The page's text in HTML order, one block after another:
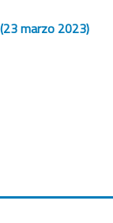
marzo 2023)